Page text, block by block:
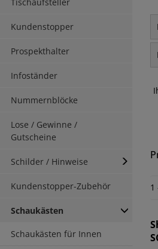
Kundenstopper
Prospekthalter
Infoständer
Nummernblöcke
Lose / Gewinne /
Gutscheine
Schilder / Hinweise
Kundenstopper-Zubehör
Schaukästen
Schaukästen für Innen
1